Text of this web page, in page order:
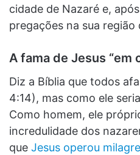
cidade de Nazaré e,
pregações na sua região
A fama de Jesus “em
Diz a Bíblia que todos
4:14), mas como ele
Como homem, ele
incredulidade dos
que Jesus operou